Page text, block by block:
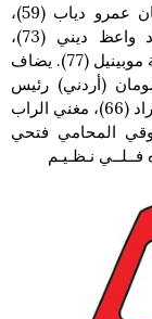
وائل غنيم أحد قيادات ثورة 25 يناير (13)، الفنان عمرو دياب (59)،
والصحفي أيمن محي الدين (48) وعمرو خالد واعظ ديني (73)،
والمهندس نجيب ساويرس الرئيس السابق لشركة موبينيل (77). يضاف
(أردني) رئيس
البنك العربي (41)، ومصمم الأزياء اللبناني زهير مراد (66)، مغني الراب
والناشط الحقوقي المحامي فتحي